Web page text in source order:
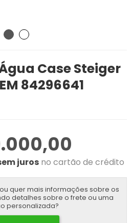
Case Steiger
84296641
juros no cartão de crédito
quer mais informações sobre os
detalhes sobre o frete ou uma
personalizada?